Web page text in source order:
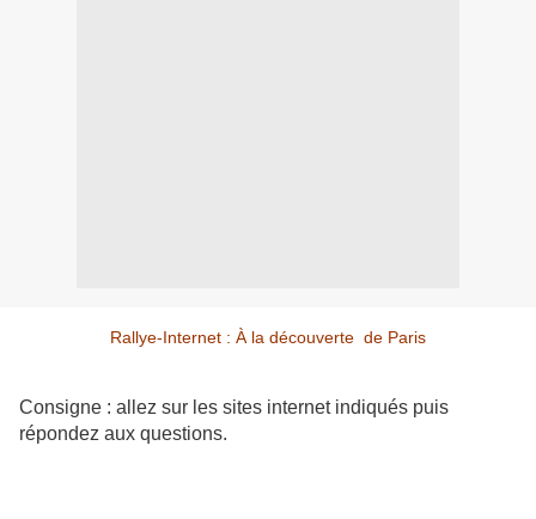
Rallye-Internet : À la découverte de Paris
Consigne : allez sur les sites internet indiqués puis
répondez aux questions.